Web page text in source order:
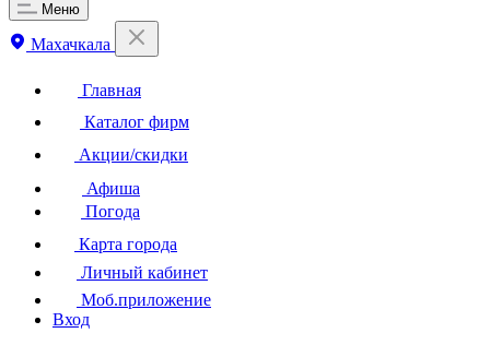
Меню
Махачкала
Главная
Каталог фирм
Акции/скидки
Афиша
Погода
Карта города
Личный кабинет
Моб.приложение
Вход